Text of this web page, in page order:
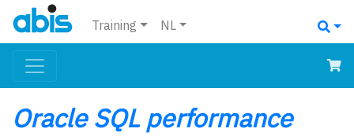
Training NL
Oracle SQL performance